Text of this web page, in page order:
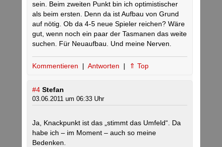
sein. Beim zweiten Punkt bin ich optimistischer
als beim ersten. Denn da ist Aufbau von Grund
auf nötig. Ob da 4-5 neue Spieler reichen? Wäre
gut, wenn noch ein paar der Tasmanen das weite
suchen. Für Neuaufbau. Und meine Nerven.
Kommentieren | Antworten | ⇑ Top
#4 Stefan
03.06.2011 um 06:33 Uhr
Ja, Knackpunkt ist das „stimmt das Umfeld“. Da
habe ich – im Moment – auch so meine
Bedenken.